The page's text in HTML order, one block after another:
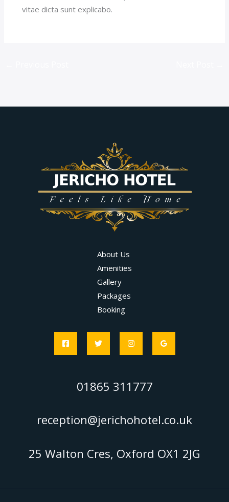
vitae dicta sunt explicabo.
About Us
Amenities
Gallery
Packages
Booking
01865 311777
reception@jerichohotel.co.uk
25 Walton Cres, Oxford OX1 2JG